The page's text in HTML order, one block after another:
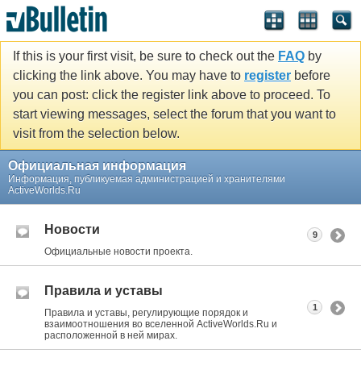
If this is your first visit, be sure to check out the FAQ by
clicking the link above. You may have to register before
you can post: click the register link above to proceed. To
start viewing messages, select the forum that you want to
visit from the selection below.
Официальная информация
Информация, публикуемая администрацией и хранителями
ActiveWorlds.Ru
Новости
Официальные новости проекта.
9
Правила и уставы
Правила и уставы, регулирующие порядок и
взаимоотношения во вселенной ActiveWorlds.Ru и
расположенной в ней мирах.
1